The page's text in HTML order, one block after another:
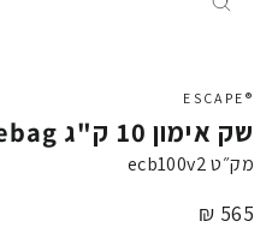
®ESCAPE
שק אימון 10 ק"ג Corebag
מק״טecb100v2
מחיר
565 ₪